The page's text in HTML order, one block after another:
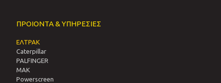
ΠΡΟΙΟΝΤΑ & ΥΠΗΡΕΣΙΕΣ
ΕΛΤΡΑΚ
Caterpillar
PALFINGER
MAK
Powerscreen